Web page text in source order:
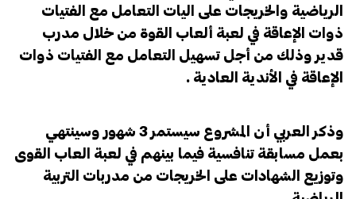
الرياضية والخريجات على اليات التعامل مع الفتيات
ذوات الإعاقة في لعبة ألعاب القوة من خلال مدرب
قدير وذلك من أجل تسهيل التعامل مع الفتيات ذوات
الإعاقة في الأندية العادية .
وذكر العربي أن المشروع سيستمر 3 شهور وسينتهي
بعمل مسابقة تنافسية فيما بينهم في لعبة العاب القوى
وتوزيع الشهادات على الخريجات من مدربات التربية